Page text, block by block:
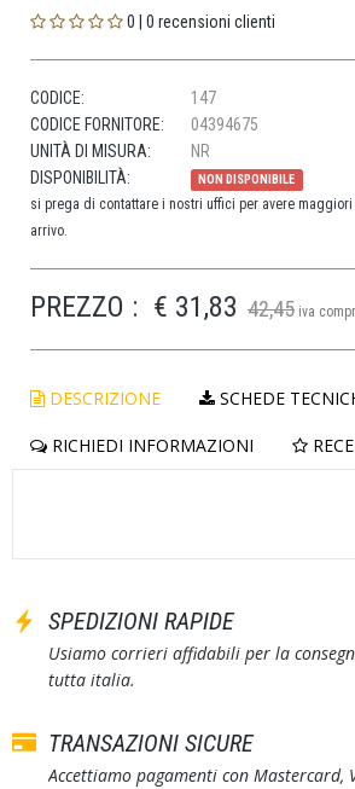
0 | 0 recensioni clienti
CODICE:
147
CODICE FORNITORE:
04394675
UNITÀ DI MISURA:
NR
DISPONIBILITÀ:
NON DISPONIBILE
si prega di contattare i nostri uffici per avere
arrivo.
PREZZO : € 31,83 42,45 iva
DESCRIZIONE SCHEDE
RICHIEDI INFORMAZIONI
SPEDIZIONI RAPIDE
Usiamo corrieri affidabili per la
tutta italia.
TRANSAZIONI SICURE
Accettiamo pagamenti con Mastercard,